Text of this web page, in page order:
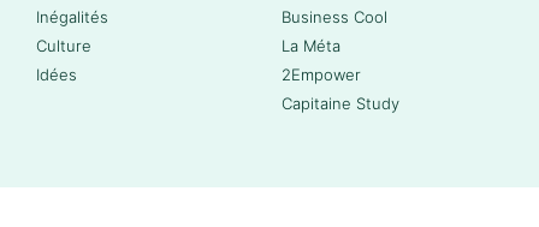
Inégalités
Culture
Idées
Business Cool
La Méta
2Empower
Capitaine Study